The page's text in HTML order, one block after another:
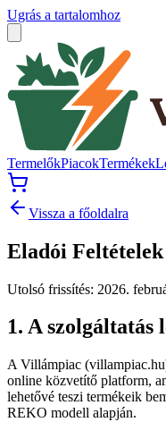
Ugrás a tartalomhoz
TermelőkPiacokTermékek
Vissza a főoldalra
Eladói Feltételek
Utolsó frissítés: 2026.
1. A szolgáltatás
A Villámpiac
online közvetítő platform,
lehetővé teszi termékeik
REKO modell alapján.